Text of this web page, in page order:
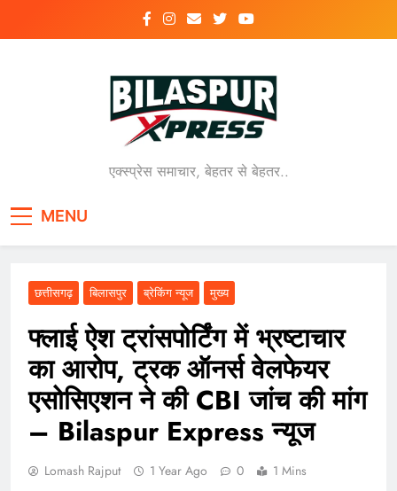
एक्स्प्रेस समाचार, बेहतर से बेहतर..
MENU
छत्तीसगढ़ बिलासपुर ब्रेकिंग न्यूज मुख्य
फ्लाई ऐश ट्रांसपोर्टिंग में भ्रष्टाचार
का आरोप, ट्रक ऑनर्स वेलफेयर
एसोसिएशन ने की CBI जांच की मांग
– Bilaspur Express न्यूज
Lomash Rajput 1 Year Ago 0 1 Mins